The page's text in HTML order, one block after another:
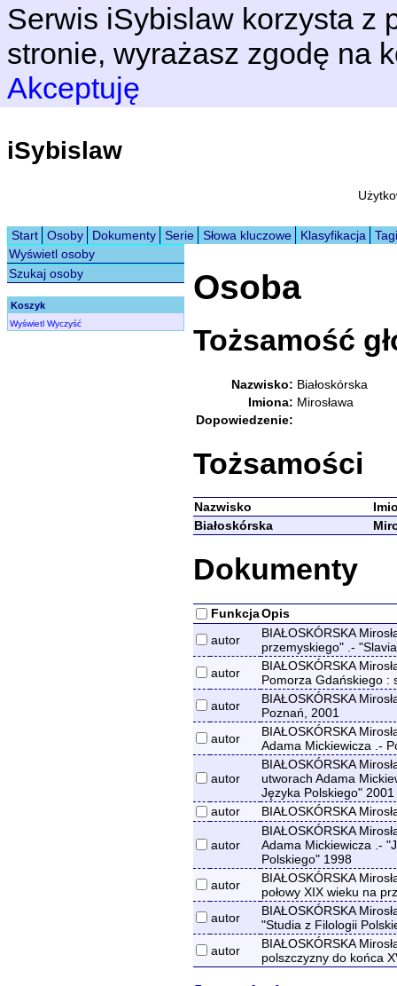
Serwis iSybislaw korzysta z
stronie, wyrażasz zgodę na
Akceptuję
iSybislaw
Start Osoby Dokumenty Serie Słowa kluczowe Klasyfikacja
Tagi
Wyświetl osoby
Szukaj osoby
Koszyk
Wyświetl Wyczyść
Osoba
Tożsamość
Nazwisko: Białoskórska
Imiona: Mirosława
Dopowiedzenie:
Tożsamości
Nazwisko
Białoskórska
Dokumenty
FunkcjaOpis
autor
BIAŁOSKÓRSKA
przemyskiego" .-
autor
BIAŁOSKÓRSKA
Pomorza Gdańskiego :
autor
BIAŁOSKÓRSKA
Poznań, 2001
autor
BIAŁOSKÓRSKA
Adama Mickiewicza .-
autor
BIAŁOSKÓRSKA
utworach Adama
Języka Polskiego" 2001
autor
BIAŁOSKÓRSKA
autor
BIAŁOSKÓRSKA
Adama Mickiewicza .-
Polskiego" 1998
autor
BIAŁOSKÓRSKA
połowy XIX wieku na
autor
BIAŁOSKÓRSKA
"Studia z Filologii
autor
BIAŁOSKÓRSKA
polszczyzny do końca